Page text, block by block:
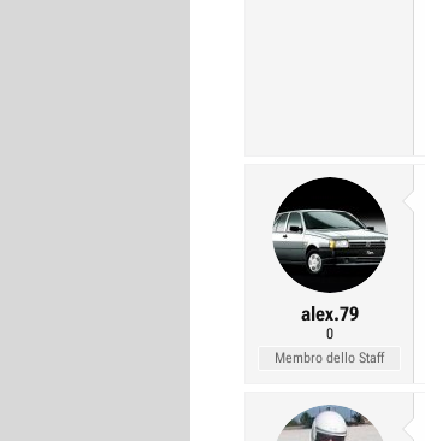
alex.79
0
Membro dello Staff